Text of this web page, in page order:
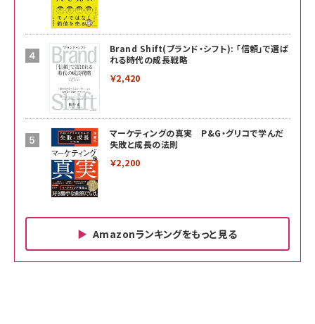
Brand Shift(ブランド・シフト): 「信頼」で選ば
れる時代の成長戦略
￥2,420
マーケティングの真実 P&G・グリコで学んだ
失敗と成長の法則
￥2,200
Amazonランキングをもっと見る